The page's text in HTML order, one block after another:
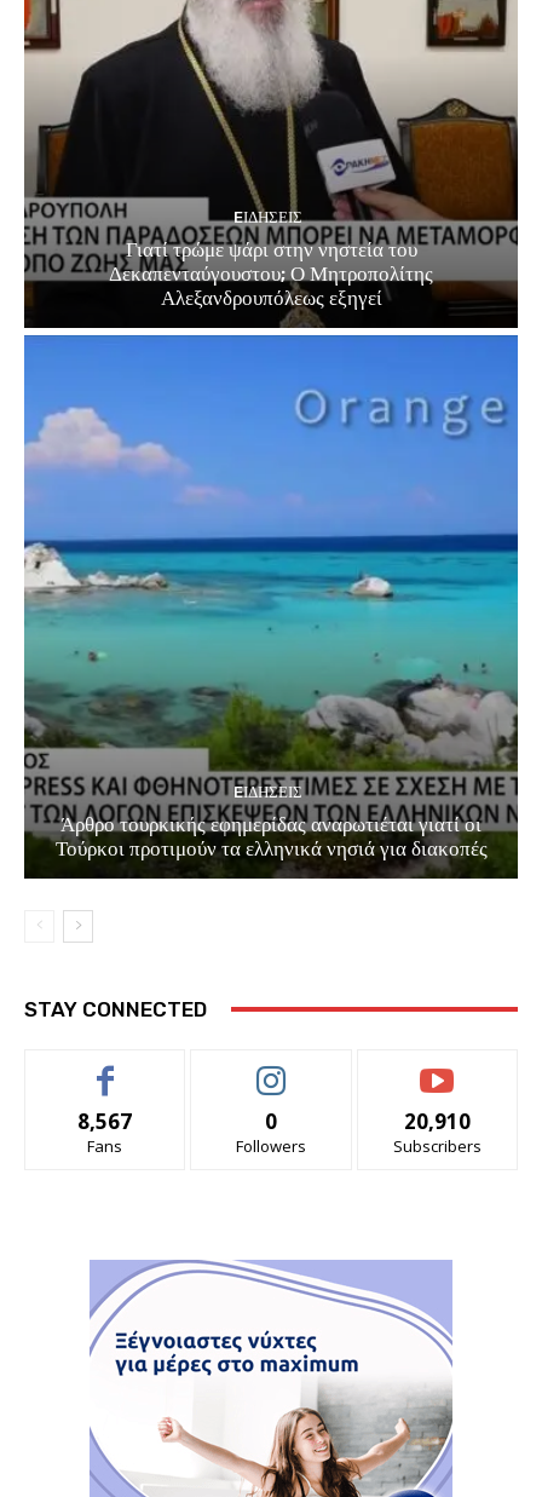
EΙΔΗΣΕΙΣ
Γιατί τρώμε ψάρι στην νηστεία του
Δεκαπενταύγουστου; Ο Μητροπολίτης
Αλεξανδρουπόλεως εξηγεί
EΙΔΗΣΕΙΣ
Άρθρο τουρκικής εφημερίδας αναρωτιέται γιατί οι
Τούρκοι προτιμούν τα ελληνικά νησιά για διακοπές
STAY CONNECTED
8,567
Fans
0
Followers
20,910
Subscribers